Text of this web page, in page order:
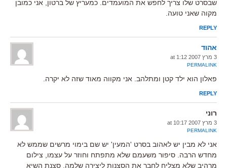
שבסרט שלו צריך לחפש את המועמדים. כמעריץ של ברטון, אני כמובן
מקוה שאני טועה.
REPLY
אהוד
3 מרץ 2007 at 1:12
PERMALINK
פאלון הוא ילד קטן ומתלהב. אני מקווה מאוד שזה לא יקרה.
REPLY
רוני
3 מרץ 2007 at 10:17
PERMALINK
אני לא מבין יש לאהוב בסרט 'המעין' יש שם בימוי מרשים שממש לא
מחדש הרבה. סיפור משעמם שלא מתפתח וחוזר על עצמו, צילום
מרהיב שלא מצליח לחבר את הסצנות ליצירה שלמה. סצנת השיא